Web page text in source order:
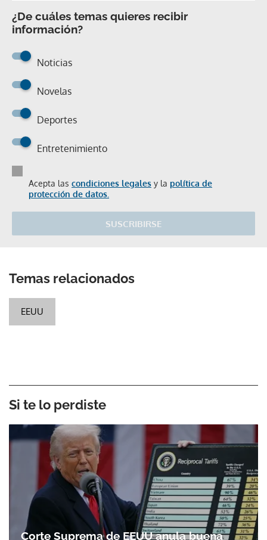
¿De cuáles temas quieres recibir
información?
Noticias
Novelas
Deportes
Entretenimiento
Acepta las condiciones legales y la política de
protección de datos.
SUSCRIBIRSE
Temas relacionados
EEUU
Si te lo perdiste
Corte Suprema de EEUU anula buena